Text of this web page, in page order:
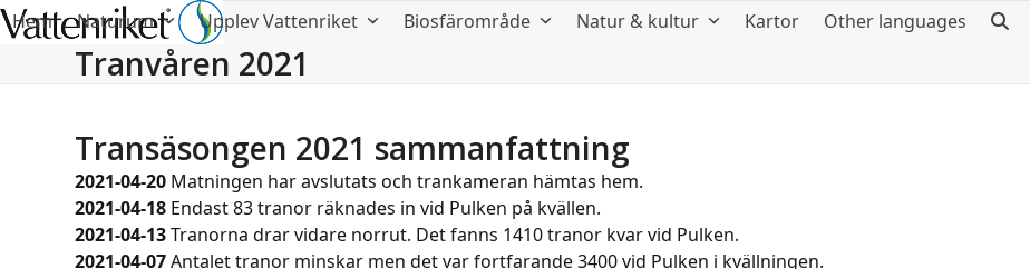
Hem Naturum Upplev Vattenriket Biosfärområde Natur & kultur Kartor Other languages
Tranvåren 2021
Transäsongen 2021 sammanfattning
2021-04-20 Matningen har avslutats och trankameran hämtas hem.
2021-04-18 Endast 83 tranor räknades in vid Pulken på kvällen.
2021-04-13Tranorna drar vidare norrut. Det fanns 1410 tranor kvar vid Pulken.
2021-04-07Antalet tranor minskar men det var fortfarande 3400 vid Pulken i kvällningen.